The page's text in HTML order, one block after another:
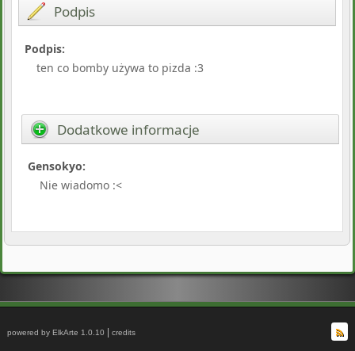
Podpis
Podpis:
ten co bomby używa to pizda :3
Dodatkowe informacje
Gensokyo:
Nie wiadomo :<
powered by ElkArte 1.0.10 |credits